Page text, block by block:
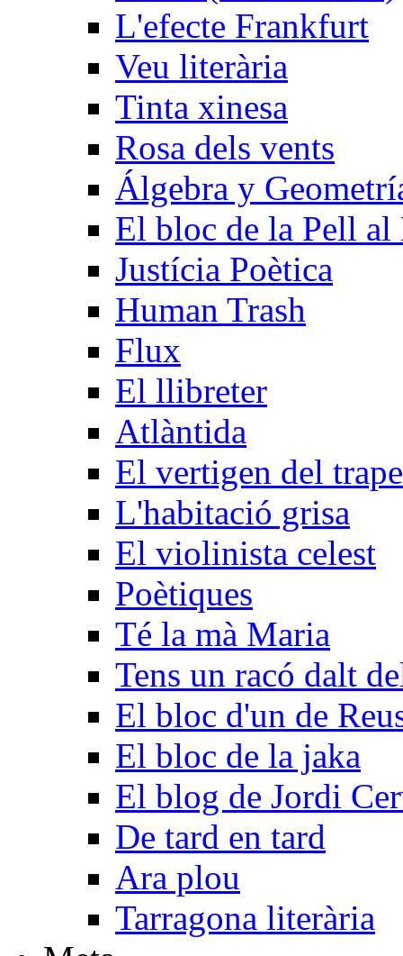
L'efecte Frankfurt
Veu literària
Tinta xinesa
Rosa dels vents
Álgebra y
El bloc de la Pell
Justícia Poètica
Human Trash
Flux
El llibreter
Atlàntida
El vertigen del
L'habitació grisa
El violinista celest
Poètiques
Té la mà Maria
Tens un racó dalt
El bloc d'un de
El bloc de la jaka
El blog de Jordi
De tard en tard
Ara plou
Tarragona literària